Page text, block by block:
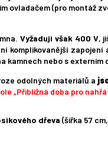
ovladačem (pro montáž
Vyžaduji však 400 V,
komplikovanější
kamnech nebo s
odolných materiálů a
„Přibližná doba pro
dřeva (šířka 57